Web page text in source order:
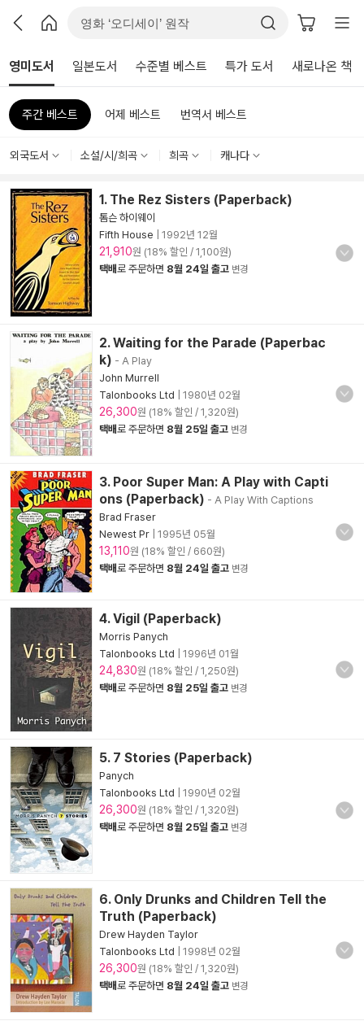
영미도서 일본도서 수준별 베스트 특가 도서 새로나온 책
주간 베스트 어제 베스트 번역서 베스트
외국도서 소설/시/희곡 희곡 캐나다
1. The Rez Sisters (Paperback)
톰슨 하이웨이
Fifth House
1992년 12월
21,910원 (18% 할인 / 1,100원)
택배로 주문하면 8월 24일 출고 변경
2. Waiting for the Parade (Paperbac
k) - A Play
John Murrell
Talonbooks Ltd
1980년 02월
26,300원 (18% 할인 / 1,320원)
택배로 주문하면 8월 25일 출고 변경
3. Poor Super Man: A Play with Capti
ons (Paperback) - A Play With Captions
Brad Fraser
Newest Pr
1995년 05월
13,110원 (18% 할인 / 660원)
택배로 주문하면 8월 24일 출고 변경
4. Vigil (Paperback)
Morris Panych
Talonbooks Ltd
1996년 01월
24,830원 (18% 할인 / 1,250원)
택배로 주문하면 8월 25일 출고 변경
5. 7 Stories (Paperback)
Panych
Talonbooks Ltd
1990년 02월
26,300원 (18% 할인 / 1,320원)
택배로 주문하면 8월 25일 출고 변경
6. Only Drunks and Children Tell the
Truth (Paperback)
Drew Hayden Taylor
Talonbooks Ltd
1998년 02월
26,300원 (18% 할인 / 1,320원)
택배로 주문하면 8월 24일 출고 변경